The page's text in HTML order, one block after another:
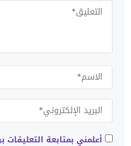
أعلمني بمتابعة التعليقات